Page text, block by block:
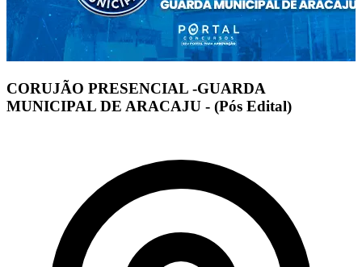
CORUJÃO PRESENCIAL -GUARDA
MUNICIPAL DE ARACAJU - (Pós Edital)